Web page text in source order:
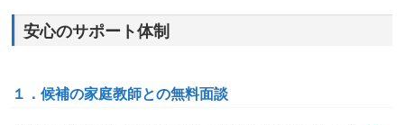
安心のサポート体制
１．候補の家庭教師との無料面談